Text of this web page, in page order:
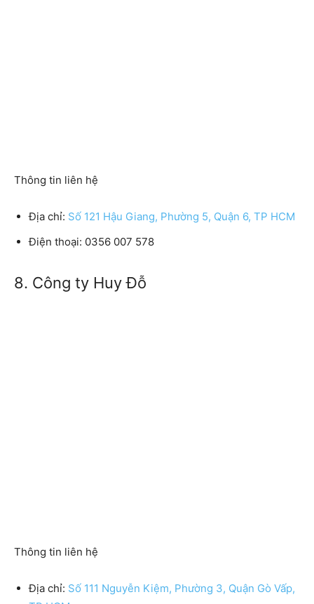
Thông tin liên hệ
Địa chỉ: Số 121 Hậu Giang, Phường 5, Quận 6, TP HCM
Điện thoại: 0356 007 578
8. Công ty Huy Đỗ
Thông tin liên hệ
Địa chỉ: Số 111 Nguyễn Kiệm, Phường 3, Quận Gò Vấp,